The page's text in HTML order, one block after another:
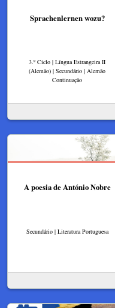
Sprachenlernen wozu?
3.º Ciclo | Língua Estrangeira II
(Alemão) | Secundário | Alemão
Continuação
A poesia de António Nobre
Secundário | Literatura Portuguesa